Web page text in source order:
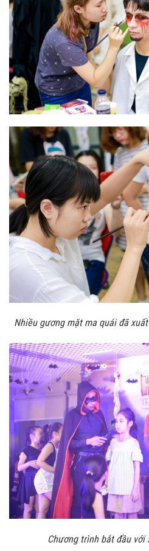
Nhiều gương mặt ma quái đã
Chương trình bắt đầu với